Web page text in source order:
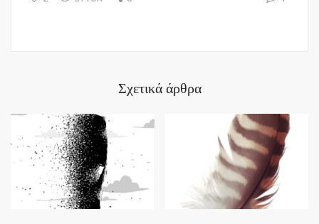
Σχετικά άρθρα